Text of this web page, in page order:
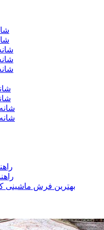
1200
1500
بهترین فرش ماشینی